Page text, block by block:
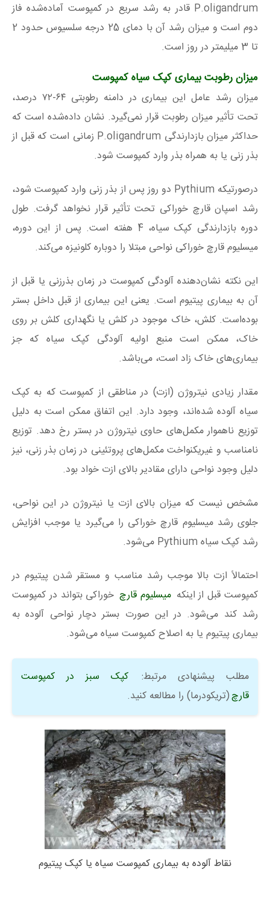
P.oligandrum قادر به رشد سریع در کمپوست آماده‌شده فاز
دوم است و میزان رشد آن با دمای 25 درجه سلسیوس حدود 2
تا 3 میلیمتر در روز است.
میزان رطوبت بیماری کپک سیاه کمپوست
میزان رشد عامل این بیماری در دامنه رطوبتی ۶۴-۷۲ درصد،
تحت تأثیر میزان رطوبت قرار نمی‌گیرد. نشان داده‌شده است که
حداکثر میزان بازدارندگی P.oligandrum زمانی است که قبل از
بذر زنی یا به همراه بذر وارد کمپوست شود.
درصورتیکه Pythium دو روز پس از بذر زنی وارد کمپوست شود،
رشد اسپان قارچ خوراکی تحت تأثیر قرار نخواهد گرفت. طول
دوره بازدارندگی کپک سیاه، 4 هفته است. پس‌ از این دوره،
میسلیوم قارچ خوراکی نواحی مبتلا را دوباره کلونیزه می‌کند.
این نکته نشان‌دهنده آلودگی کمپوست در زمان بذرزنی یا قبل از
آن به بیماری پیتیوم است. یعنی این بیماری از قبل داخل بستر
بوده‌است. کلش، خاک موجود در کلش یا نگهداری کلش بر روی
خاک، ممکن است منبع اولیه آلودگی کپک سیاه که جز
بیماری‌های خاک زاد است، می‌باشد.
مقدار زیادی نیتروژن (ازت) در مناطقی از کمپوست که به کپک
سیاه آلوده شده‌اند، وجود دارد. این اتفاق ممکن است به دلیل
توزیع ناهموار مکمل‌های حاوی نیتروژن در بستر رخ دهد. توزیع
نامناسب و غیریکنواخت مکمل‌های پروتئینی در زمان بذر زنی، نیز
دلیل وجود نواحی دارای مقادیر بالای ازت خواد بود.
مشخص نیست که میزان بالای ازت یا نیتروژن در این نواحی،
جلوی رشد میسلیوم قارچ خوراکی را می‌گیرد یا موجب افزایش
رشد کپک سیاه Pythium می‌شود.
احتمالاً ازت بالا موجب رشد مناسب و مستقر شدن پیتیوم در
کمپوست قبل از اینکه میسلیوم قارچ خوراکی بتواند در کمپوست
رشد کند می‌شود. در این صورت بستر دچار نواحی آلوده به
بیماری پیتیوم یا به اصلاح کمپوست سیاه می‌شود.
مطلب پیشنهادی مرتبط:
کپک سبز در کمپوست
قارچ(تریکودرما) را مطالعه کنید.
نقاط آلوده به بیماری کمپوست سیاه یا کپک پیتیوم